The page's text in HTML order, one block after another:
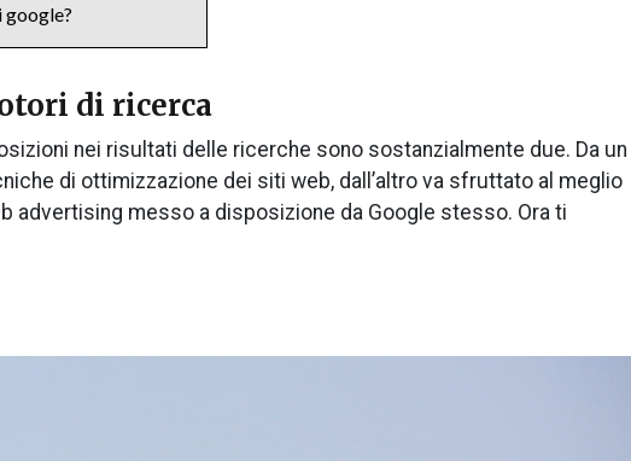
google?
di ricerca
nei risultati delle ricerche sono sostanzialmente due. Da
di ottimizzazione dei siti web, dall’altro va sfruttato al meglio
advertising messo a disposizione da Google stesso. Ora ti